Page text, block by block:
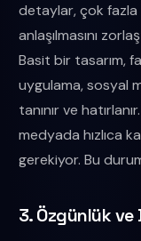
detaylar, çok fazla
anlaşılmasını
Basit bir tasarım,
uygulama, sosyal
tanınır ve
medyada hızlıca
gerekiyor. Bu
3. Özgünlük ve